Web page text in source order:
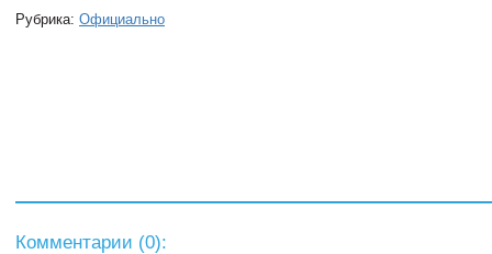
Рубрика: Официально
Комментарии (0):